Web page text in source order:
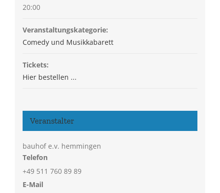
20:00
Veranstaltungskategorie:
Comedy und Musikkabarett
Tickets:
Hier bestellen ...
Veranstalter
bauhof e.v. hemmingen
Telefon
+49 511 760 89 89
E-Mail